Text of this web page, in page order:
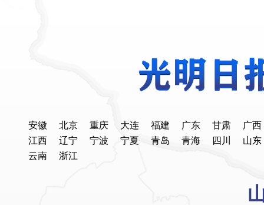
安徽 北京 重庆 大连 福建 广东 甘肃
广西
江西
辽宁 宁波 宁夏 青岛 青海 四川
山东
云南
浙江